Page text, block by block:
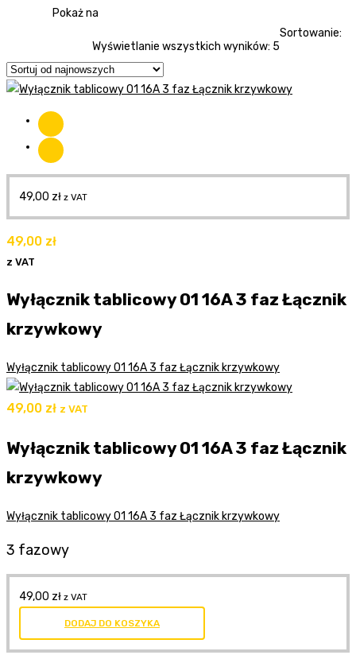
Pokaż na
Wyświetlanie wszystkich wyników: 5
Sortowanie:
49,00 zł z VAT
49,00 zł
z VAT
Wyłącznik tablicowy 01 16A 3 faz Łącznik
krzywkowy
Wyłącznik tablicowy 01 16A 3 faz Łącznik krzywkowy
49,00 zł z VAT
Wyłącznik tablicowy 01 16A 3 faz Łącznik
krzywkowy
Wyłącznik tablicowy 01 16A 3 faz Łącznik krzywkowy
3 fazowy
49,00 zł z VAT
DODAJ DO KOSZYKA